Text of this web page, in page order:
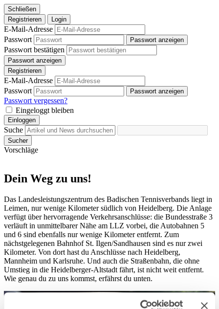
Schließen
Registrieren
Login
E-Mail-Adresse
Passwort
Passwort anzeigen
Passwort bestätigen
Passwort anzeigen
Registrieren
E-Mail-Adresse
Passwort
Passwort anzeigen
Passwort vergessen?
Eingeloggt bleiben
Einloggen
Suche
Sucher
Vorschläge
Dein Weg zu uns!
Das Landesleistungszentrum des Badischen Tennisverbands liegt in
Leimen, nur wenige Kilometer südlich von Heidelberg. Die Anlage
verfügt über hervorragende Verkehrsanschlüsse: die Bundesstraße 3
verläuft in unmittelbarer Nähe am LLZ vorbei, die Autobahnen 5
und 6 sind ebenfalls nur wenige Kilometer entfernt. Zum
nächstgelegenen Bahnhof St. Ilgen/Sandhausen sind es nur zwei
Kilometer. Von dort hast du Anschlüsse nach Heidelberg,
Mannheim und Karlsruhe. Und auch die Straßenbahn, die ohne
Umstieg in die Heidelberger-Altstadt fährt, ist nicht weit entfernt.
Wie genau du zu uns kommst, erfährst du unten.